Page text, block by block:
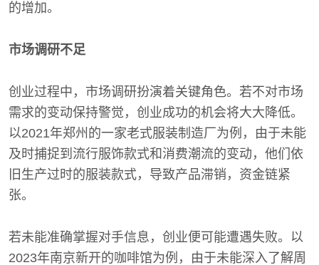
的增加。
市场调研不足
创业过程中，市场调研扮演着关键角色。若不对市场
需求的变动保持警觉，创业成功的机会将大大降低。
以2021年郑州的一家老式服装制造厂为例，由于未能
及时捕捉到流行服饰款式和消费潮流的变动，他们依
旧生产过时的服装款式，导致产品滞销，资金链紧
张。
若未能准确掌握对手信息，创业便可能遭遇失败。以
2023年南京新开的咖啡馆为例，由于未能深入了解周